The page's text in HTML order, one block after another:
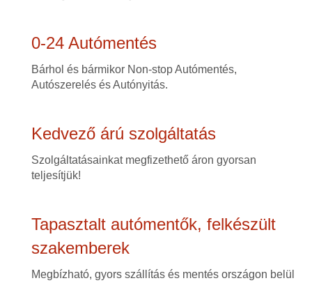
0-24 Autómentés
Bárhol és bármikor Non-stop Autómentés,
Autószerelés és Autónyitás.
Kedvező árú szolgáltatás
Szolgáltatásainkat megfizethető áron gyorsan
teljesítjük!
Tapasztalt autómentők, felkészült
szakemberek
Megbízható, gyors szállítás és mentés országon belül